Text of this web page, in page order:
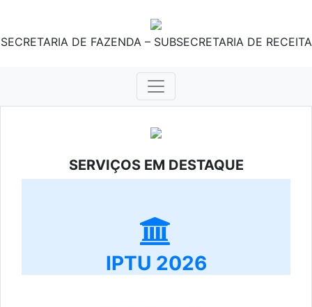
SECRETARIA DE FAZENDA – SUBSECRETARIA DE RECEITA
SERVIÇOS EM DESTAQUE
IPTU 2026